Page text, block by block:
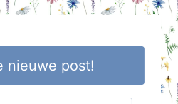
nieuwe post!